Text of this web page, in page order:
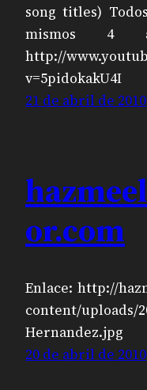
song titles)
mismos 4
http://
v=5pidokakU4I
21 de abril de 2010
or.com
Enlace: http://
content/uploads/
Hernandez.jpg
20 de abril de 2010